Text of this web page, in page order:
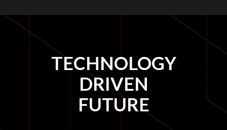
TECHNOLOGY
DRIVEN
FUTURE